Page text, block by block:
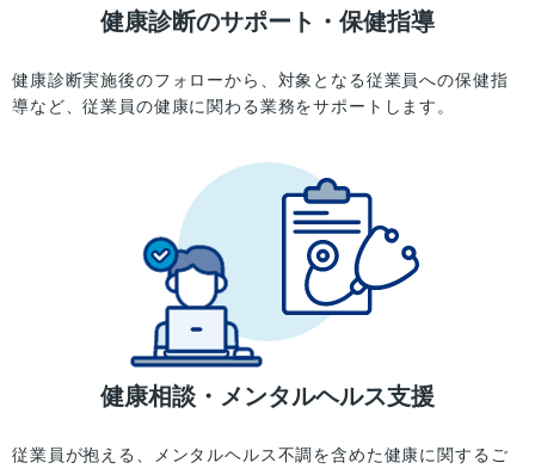
健康診断のサポート・保健指導
健康診断実施後のフォローから、対象となる従業員への保健指
導など、従業員の健康に関わる業務をサポートします。
健康相談・メンタルヘルス支援
従業員が抱える、メンタルヘルス不調を含めた健康に関するご